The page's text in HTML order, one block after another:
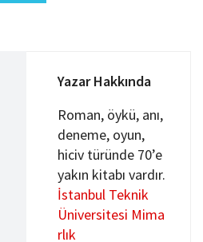
Yazar Hakkında
Roman, öykü, anı,
deneme, oyun,
hiciv türünde 70’e
yakın kitabı vardır.
İstanbul Teknik
Üniversitesi Mima
rlık